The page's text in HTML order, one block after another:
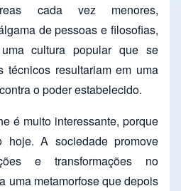
cada vez menores,
de pessoas e filosofias,
cultura popular que se
técnicos resultariam em uma
o poder estabelecido.
é muito interessante, porque
hoje. A sociedade promove
e transformações no
uma metamorfose que depois